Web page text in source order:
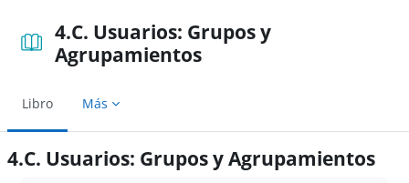
4.C. Usuarios: Grupos y
Agrupamientos
Libro Más
4.C. Usuarios: Grupos y Agrupamientos